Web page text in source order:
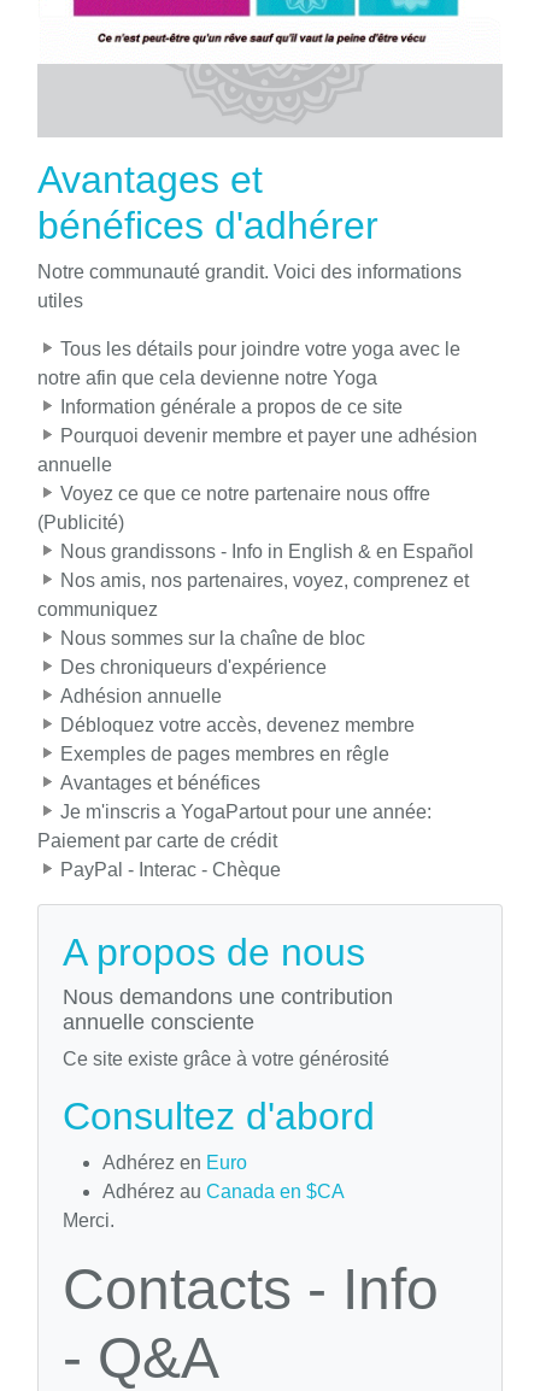
Avantages et
bénéfices d'adhérer
Notre communauté grandit. Voici des informations
utiles
Tous les détails pour joindre votre yoga avec le
notre afin que cela devienne notre Yoga
Information générale a propos de ce site
Pourquoi devenir membre et payer une adhésion
annuelle
Voyez ce que ce notre partenaire nous offre
(Publicité)
Nous grandissons - Info in English & en Español
Nos amis, nos partenaires, voyez, comprenez et
communiquez
Nous sommes sur la chaîne de bloc
Des chroniqueurs d'expérience
Adhésion annuelle
Débloquez votre accès, devenez membre
Exemples de pages membres en rêgle
Avantages et bénéfices
Je m'inscris a YogaPartout pour une année:
Paiement par carte de crédit
PayPal - Interac - Chèque
A propos de nous
Nous demandons une contribution
annuelle consciente
Ce site existe grâce à votre générosité
Consultez d'abord
Adhérez en Euro
Adhérez au Canada en $CA
Merci.
Contacts - Info
- Q&A